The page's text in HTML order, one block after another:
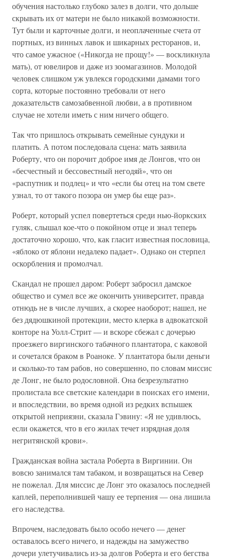
обучения настолько глубоко залез в долги, что дольше
скрывать их от матери не было никакой возможности.
Тут были и карточные долги, и неоплаченные счета от
портных, из винных лавок и шикарных ресторанов, и,
что самое ужасное («Никогда не прощу!» — воскликнула
мать), от ювелиров и даже из зоомагазинов. Молодой
человек слишком уж увлекся городскими дамами того
сорта, которые постоянно требовали от него
доказательств самозабвенной любви, а в противном
случае не хотели иметь с ним ничего общего.
Так что пришлось открывать семейные сундуки и
платить. А потом последовала сцена: мать заявила
Роберту, что он порочит доброе имя де Лонгов, что он
«бесчестный и бессовестный негодяй», что он
«распутник и подлец» и что «если бы отец на том свете
узнал, то от такого позора он умер бы еще раз».
Роберт, который успел повертеться среди нью-йоркских
гуляк, слышал кое-что о покойном отце и знал теперь
достаточно хорошо, что, как гласит известная пословица,
«яблоко от яблони недалеко падает». Однако он стерпел
оскорбления и промолчал.
Скандал не прошел даром: Роберт забросил дамское
общество и сумел все же окончить университет, правда
отнюдь не в числе лучших, а скорее наоборот; нашел, не
без дядюшкиной протекции, место клерка в адвокатской
конторе на Уолл-Стрит — и вскоре сбежал с дочерью
проезжего виргинского табачного плантатора, с каковой
и сочетался браком в Роаноке. У плантатора были деньги
и сколько-то там рабов, но совершенно, по словам миссис
де Лонг, не было родословной. Она безрезультатно
пролистала все светские календари в поисках его имени,
и впоследствии, во время одной из редких вспышек
открытой неприязни, сказала Гэвину: «Я не удивлюсь,
если окажется, что в его жилах течет изрядная доля
негритянской крови».
Гражданская война застала Роберта в Виргинии. Он
вовсю занимался там табаком, и возвращаться на Север
не пожелал. Для миссис де Лонг это оказалось последней
каплей, переполнившей чашу ее терпения — она лишила
его наследства.
Впрочем, наследовать было особо нечего — денег
оставалось всего ничего, и надежды на замужество
дочери улетучивались из-за долгов Роберта и его бегства